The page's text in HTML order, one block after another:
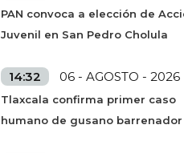
PAN convoca a elección de
Juvenil en San Pedro Cholula
14:32 06 - AGOSTO - 2026
Tlaxcala confirma primer caso
humano de gusano barrenador